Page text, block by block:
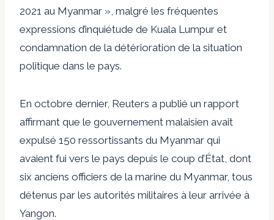
2021 au Myanmar », malgré les fréquentes
expressions d’inquiétude de Kuala Lumpur et
condamnation de la détérioration de la situation
politique dans le pays.
En octobre dernier, Reuters a publié un rapport
affirmant que le gouvernement malaisien avait
expulsé 150 ressortissants du Myanmar qui
avaient fui vers le pays depuis le coup d’État, dont
six anciens officiers de la marine du Myanmar, tous
détenus par les autorités militaires à leur arrivée à
Yangon.